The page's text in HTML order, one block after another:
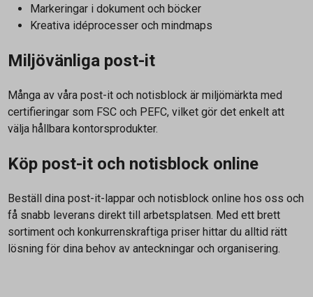
Markeringar i dokument och böcker
Kreativa idéprocesser och mindmaps
Miljövänliga post-it
Många av våra post-it och notisblock är miljömärkta med
certifieringar som FSC och PEFC, vilket gör det enkelt att
välja hållbara kontorsprodukter.
Köp post-it och notisblock online
Beställ dina post-it-lappar och notisblock online hos oss och
få snabb leverans direkt till arbetsplatsen. Med ett brett
sortiment och konkurrenskraftiga priser hittar du alltid rätt
lösning för dina behov av anteckningar och organisering.